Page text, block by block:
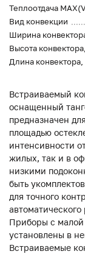
Теплоотдача
Вид конвекции
Ширина
Высота
Длина
Встраиваемый
оснащенный
предназначен
площадью
интенсивности
жилых, так и в
низкими
быть
для точного
Приборы с малой
установлены в
Встраиваемые